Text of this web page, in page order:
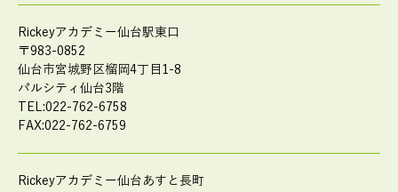
Rickeyアカデミー仙台駅東口
〒983-0852
仙台市宮城野区榴岡4丁目1-8
パルシティ仙台3階
TEL:022-762-6758
FAX:022-762-6759
Rickeyアカデミー仙台あすと長町